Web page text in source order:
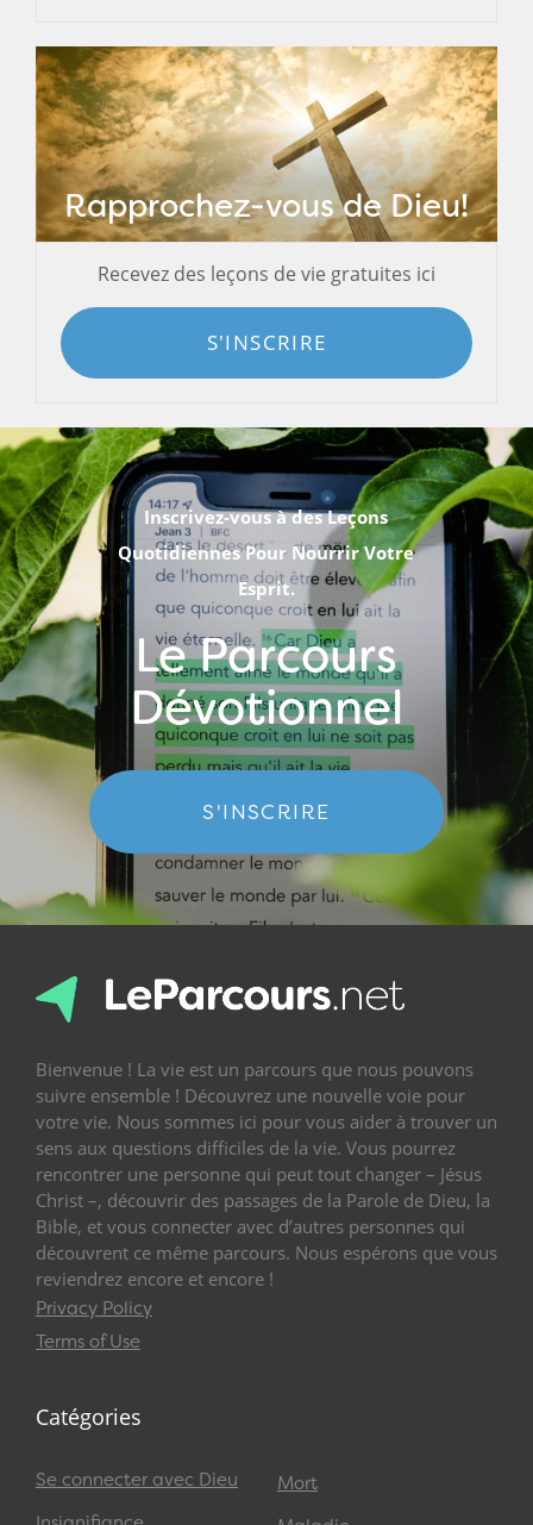
Rapprochez-vous de Dieu!
Recevez des leçons de vie gratuites ici
S'INSCRIRE
Inscrivez-vous à des Leçons
Quotidiennes Pour Nourrir Votre
Esprit.
Le Parcours
Dévotionnel
S'INSCRIRE
Bienvenue ! La vie est un parcours que nous pouvons
suivre ensemble ! Découvrez une nouvelle voie pour
votre vie. Nous sommes ici pour vous aider à trouver un
sens aux questions difficiles de la vie. Vous pourrez
rencontrer une personne qui peut tout changer – Jésus
Christ –, découvrir des passages de la Parole de Dieu, la
Bible, et vous connecter avec d’autres personnes qui
découvrent ce même parcours. Nous espérons que vous
reviendrez encore et encore !
Privacy Policy
Terms of Use
Catégories
Se connecter avec Dieu
Mort